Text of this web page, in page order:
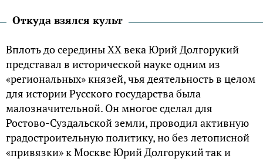
Откуда взялся культ
Вплоть до середины XX века Юрий Долгорукий
представал в исторической науке одним из
«региональных» князей, чья деятельность в целом
для истории Русского государства была
малозначительной. Он многое сделал для
Ростово-Суздальской земли, проводил активную
градостроительную политику, но без летописной
«привязки» к Москве Юрий Долгорукий так и